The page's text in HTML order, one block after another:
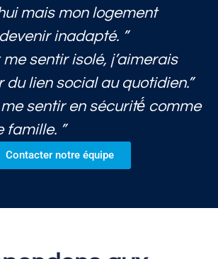
mais mon logement
inadapté. ”
sentir isolé, j’aimerais
du lien social au quotidien.”
me sentir en sécurité́ comme
famille. ”
Contacter notre équipe